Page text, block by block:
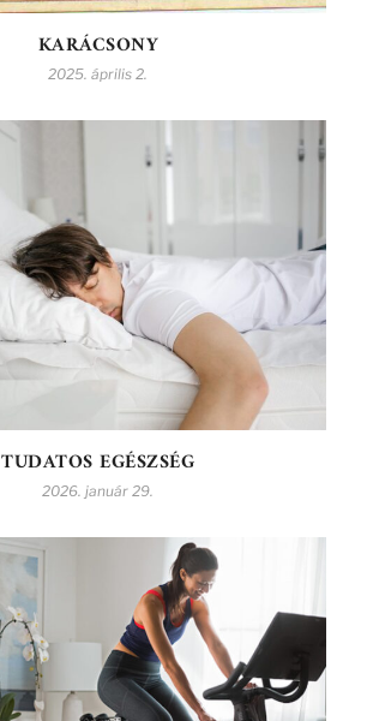
KARÁCSONY
2025. április 2.
TUDATOS EGÉSZSÉG
2026. január 29.